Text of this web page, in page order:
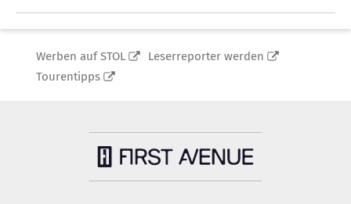
Werben auf STOL
Leserreporter werden
Tourentipps